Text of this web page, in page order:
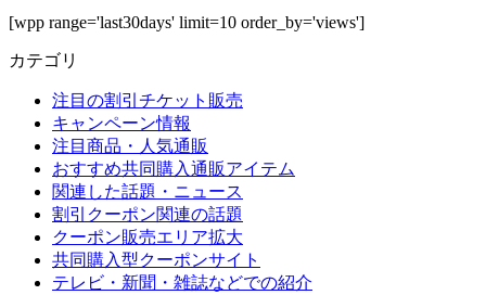
[wpp range='last30days' limit=10 order_by='views']
カテゴリ
注目の割引チケット販売
キャンペーン情報
注目商品・人気通販
おすすめ共同購入通販アイテム
関連した話題・ニュース
割引クーポン関連の話題
クーポン販売エリア拡大
共同購入型クーポンサイト
テレビ・新聞・雑誌などでの紹介